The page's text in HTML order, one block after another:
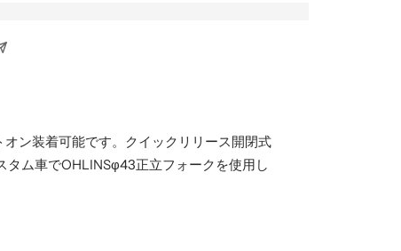
ン装着可能です。クイックリリース開閉式
ム車でOHLINSφ43正立フォークを使用し